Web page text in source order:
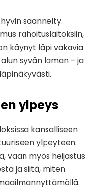
säännelty.
rahoituslaitoksiin,
käynyt läpi vakavia
syvän laman – ja
ylpeys
kansalliseen
ylpeyteen.
vaan myös heijastus
ja siitä, miten